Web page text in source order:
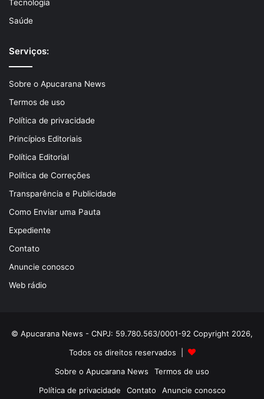
Tecnologia
Saúde
Serviços:
Sobre o Apucarana News
Termos de uso
Política de privacidade
Princípios Editoriais
Política Editorial
Política de Correções
Transparência e Publicidade
Como Enviar uma Pauta
Expediente
Contato
Anuncie conosco
Web rádio
© Apucarana News - CNPJ: 59.780.563/0001-92 Copyright 2026,
Todos os direitos reservados |
Sobre o Apucarana News
Termos de uso
Política de privacidade
Contato Anuncie conosco